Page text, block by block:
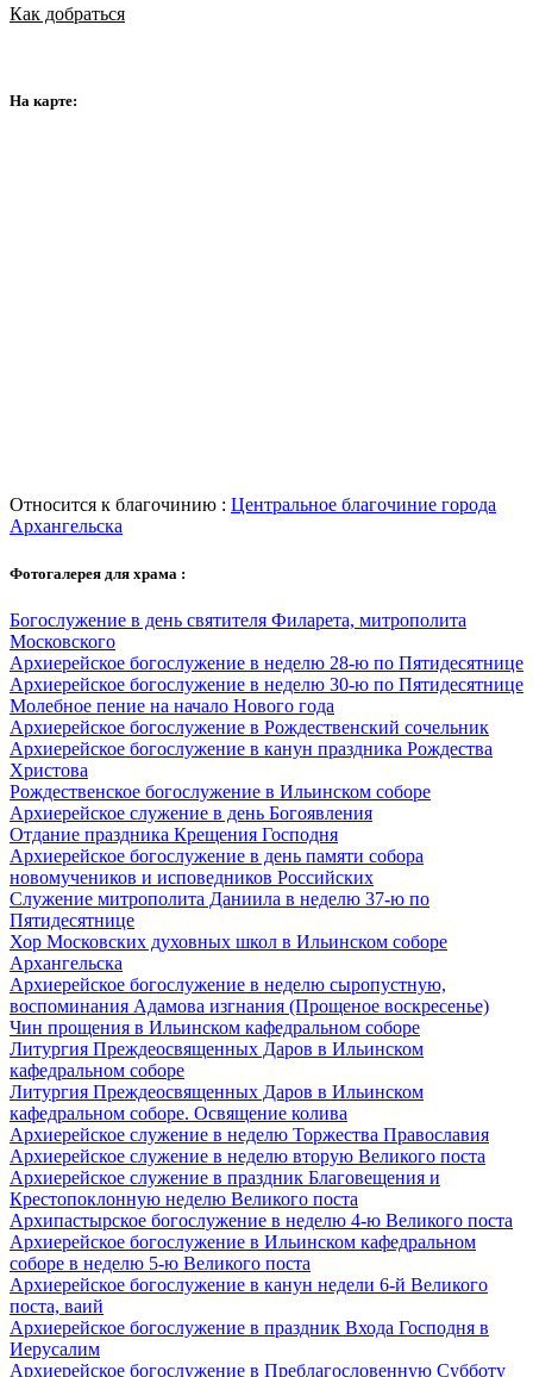
Как добраться
На карте:
Относится к благочинию : Центральное благочиние города
Архангельска
Фотогалерея для храма :
Богослужение в день святителя Филарета, митрополита
Московского
Архиерейское богослужение в неделю 28-ю по Пятидесятнице
Архиерейское богослужение в неделю 30-ю по Пятидесятнице
Молебное пение на начало Нового года
Архиерейское богослужение в Рождественский сочельник
Архиерейское богослужение в канун праздника Рождества
Христова
Рождественское богослужение в Ильинском соборе
Архиерейское служение в день Богоявления
Отдание праздника Крещения Господня
Архиерейское богослужение в день памяти собора
новомучеников и исповедников Российских
Служение митрополита Даниила в неделю 37-ю по
Пятидесятнице
Хор Московских духовных школ в Ильинском соборе
Архангельска
Архиерейское богослужение в неделю сыропустную,
воспоминания Адамова изгнания (Прощеное воскресенье)
Чин прощения в Ильинском кафедральном соборе
Литургия Преждеосвященных Даров в Ильинском
кафедральном соборе
Литургия Преждеосвященных Даров в Ильинском
кафедральном соборе. Освящение колива
Архиерейское служение в неделю Торжества Православия
Архиерейское служение в неделю вторую Великого поста
Архиерейское служение в праздник Благовещения и
Крестопоклонную неделю Великого поста
Архипастырское богослужение в неделю 4-ю Великого поста
Архиерейское богослужение в Ильинском кафедральном
соборе в неделю 5-ю Великого поста
Архиерейское богослужение в канун недели 6-й Великого
поста, ваий
Архиерейское богослужение в праздник Входа Господня в
Иерусалим
Архиерейское богослужение в Преблагословенную Субботу